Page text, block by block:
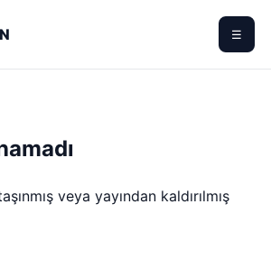
☰
veya yayından kaldırılmış